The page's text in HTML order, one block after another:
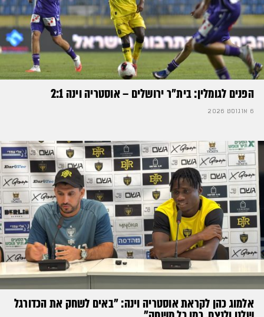
הפנים לגומלין: בית״ר ירושלים – אוסטריה וינה 2:1
6 אוגוסט 2026
אלמוג כהן לקראת אוסטריה וינה: ״באים לשחק את הכדורגל